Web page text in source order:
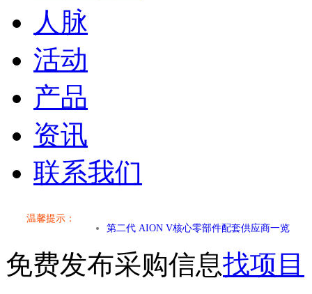
人脉
活动
产品
资讯
联系我们
温馨提示：
小米SU7核心零部件配套供应商一览
第二代 AION V核心零部件配套供应商一览
小米SU7核心零部件配套供应商一览
免费发布采购信息找项目